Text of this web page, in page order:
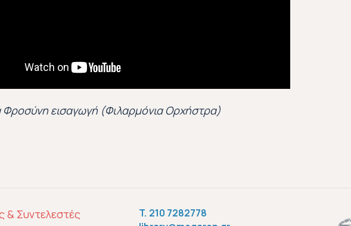
Φροσύνη εισαγωγή (Φιλαρμόνια Ορχήστρα)
& Συντελεστές
T. 210 7282778